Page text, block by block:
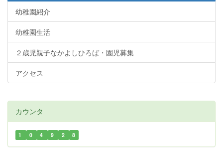
幼稚園紹介
幼稚園生活
２歳児親子なかよしひろば・園児募集
アクセス
カウンタ
1 0 4 9 2 8